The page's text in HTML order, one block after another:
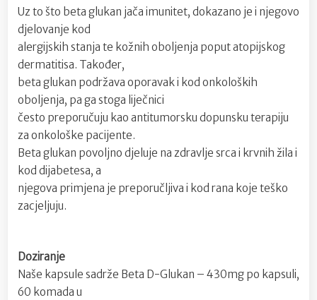
Uz to što beta glukan jača imunitet, dokazano je i njegovo
djelovanje kod
alergijskih stanja te kožnih oboljenja poput atopijskog
dermatitisa. Također,
beta glukan podržava oporavak i kod onkoloških
oboljenja, pa ga stoga liječnici
često preporučuju kao antitumorsku dopunsku terapiju
za onkološke pacijente.
Beta glukan povoljno djeluje na zdravlje srca i krvnih žila i
kod dijabetesa, a
njegova primjena je preporučljiva i kod rana koje teško
zacjeljuju.
Doziranje
Naše kapsule sadrže Beta D-Glukan – 430mg po kapsuli,
60 komada u